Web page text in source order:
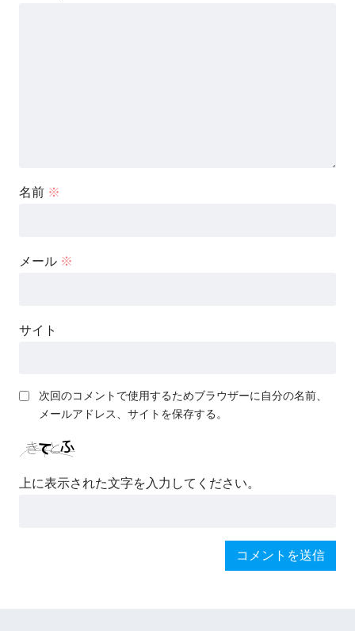
名前 ※
メール ※
サイト
次回のコメントで使用するためブラウザーに自分の名前、
メールアドレス、サイトを保存する。
上に表示された文字を入力してください。